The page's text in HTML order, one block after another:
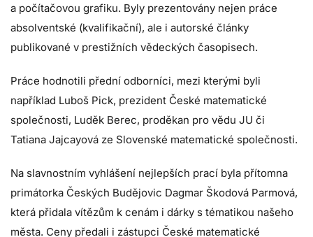
a počítačovou grafiku. Byly prezentovány nejen práce
absolventské (kvalifikační), ale i autorské články
publikované v prestižních vědeckých časopisech.
Práce hodnotili přední odborníci, mezi kterými byli
například Luboš Pick, prezident České matematické
společnosti, Luděk Berec, proděkan pro vědu JU či
Tatiana Jajcayová ze Slovenské matematické společnosti.
Na slavnostním vyhlášení nejlepších prací byla přítomna
primátorka Českých Budějovic Dagmar Škodová Parmová,
která přidala vítězům k cenám i dárky s tématikou našeho
města. Ceny předali i zástupci České matematické